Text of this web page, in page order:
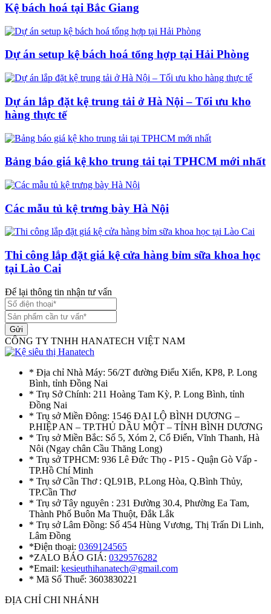
Kệ bách hoá tại Bắc Giang
Dự án setup kệ bách hoá tổng hợp tại Hải Phòng
Dự án lắp đặt kệ trung tải ở Hà Nội – Tối ưu kho
hàng thực tế
Bảng báo giá kệ kho trung tải tại TPHCM mới nhất
Các mẫu tủ kệ trưng bày Hà Nội
Thi công lắp đặt giá kệ cửa hàng bỉm sữa khoa học
tại Lào Cai
Để lại thông tin nhận tư vấn
Gửi
CÔNG TY TNHH HANATECH VIỆT NAM
* Địa chỉ Nhà Máy: 56/2T đường Điểu Xiển, KP8, P. Long
Bình, tỉnh Đồng Nai
* Trụ Sở Chính: 211 Hoàng Tam Kỳ, P. Long Bình, tỉnh
Đồng Nai
* Trụ sở Miền Đông: 1546 ĐẠI LỘ BÌNH DƯƠNG –
P.HIỆP AN – TP.THỦ DẦU MỘT – TỈNH BÌNH DƯƠNG
* Trụ sở Miền Bắc: Số 5, Xóm 2, Cổ Điển, Vĩnh Thanh, Hà
Nôi (Ngay chân Cầu Thăng Long)
* Trụ sở TPHCM: 936 Lê Đức Thọ - P15 - Quận Gò Vấp -
TP.Hồ Chí Minh
* Trụ sở Cần Thơ : QL91B, P.Long Hòa, Q.Bình Thủy,
TP.Cần Thơ
* Trụ sở Tây nguyên : 231 Đường 30.4, Phường Ea Tam,
Thành Phố Buôn Ma Thuột, Đắk Lắk
* Trụ sở Lâm Đồng: Số 454 Hùng Vương, Thị Trấn Di Linh,
Lâm Đồng
*Điện thoại: 0369124565
*ZALO BÁO GIÁ: 0329576282
*Email: kesieuthihanatech@gmail.com
* Mã Số Thuế: 3603830221
ĐỊA CHỈ CHI NHÁNH